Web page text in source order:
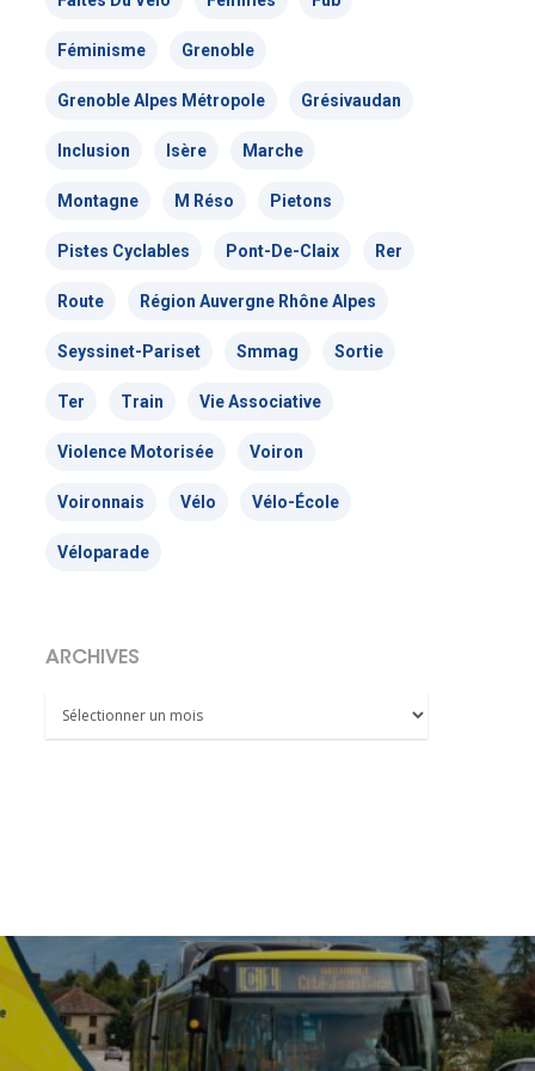
Féminisme Grenoble
Grenoble Alpes Métropole Grésivaudan
Inclusion Isère Marche
Montagne M Réso Pietons
Pistes Cyclables Pont-De-Claix Rer
Route Région Auvergne Rhône Alpes
Seyssinet-Pariset Smmag Sortie
Ter Train Vie Associative
Violence Motorisée Voiron
Voironnais Vélo Vélo-École
Véloparade
ARCHIVES
Archives